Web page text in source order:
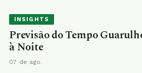
INSIGHTS
Previsão do Tempo
à Noite
07 de ago.